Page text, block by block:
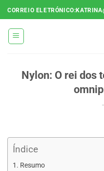
Saltar
para
conteúdo
CORREIO
Nylon: O rei dos
Índice
Resumo